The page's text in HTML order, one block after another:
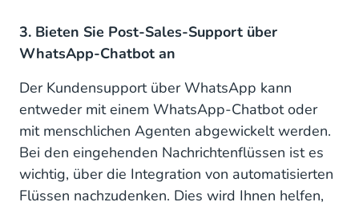
3. Bieten Sie Post-Sales-Support über
WhatsApp-Chatbot an
Der Kundensupport über WhatsApp kann
entweder mit einem WhatsApp-Chatbot oder
mit menschlichen Agenten abgewickelt werden.
Bei den eingehenden Nachrichtenflüssen ist es
wichtig, über die Integration von automatisierten
Flüssen nachzudenken. Dies wird Ihnen helfen,